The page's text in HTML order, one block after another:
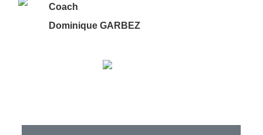
Coach
Dominique GARBEZ